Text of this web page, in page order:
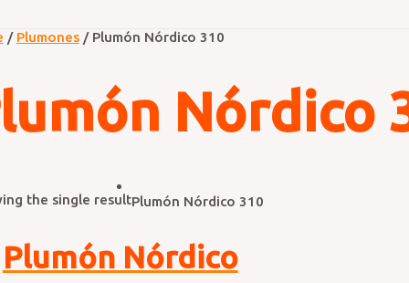
/ Plumones/ Plumón Nórdico 310
Nórdico
the single resultPlumón Nórdico 310
Plumón Nórdico